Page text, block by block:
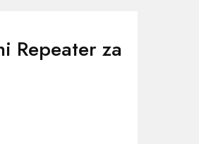
Repeater za